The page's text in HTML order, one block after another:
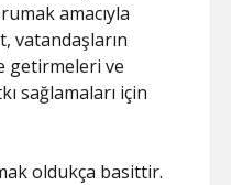
amacıyla
vatandaşların
getirmeleri ve
sağlamaları için
oldukça basittir.